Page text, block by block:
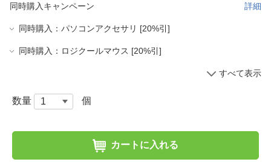
同時購入キャンペーン 詳細
同時購入：パソコンアクセサリ [20%引]
同時購入：ロジクールマウス [20%引]
すべて表示
数量 個
カートに入れる